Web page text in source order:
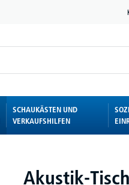
SCHAUKÄSTEN UND
VERKAUFSHILFEN
Akustik-